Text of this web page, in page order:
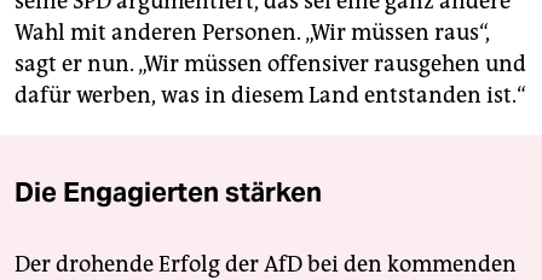
Wahl mit anderen Personen. „Wir müssen raus“,
sagt er nun. „Wir müssen offensiver rausgehen und
dafür werben, was in diesem Land entstanden ist.“
Die Engagierten stärken
Der drohende Erfolg der AfD bei den kommenden